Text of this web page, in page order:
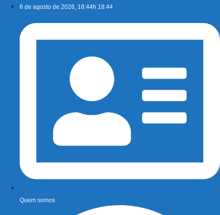
conteúdo
6 de agosto de 2026, 18:44h 18:44
Quem somos